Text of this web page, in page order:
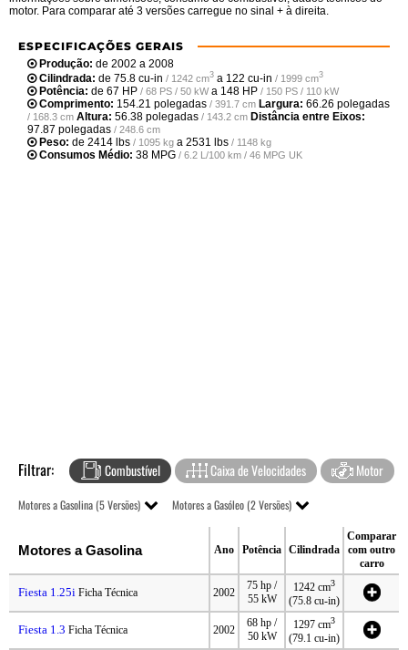
motor. Para comparar até 3 versões carregue no sinal + à direita.
ESPECIFICAÇÕES GERAIS
Produção: de 2002 a 2008
Cilindrada: de 75.8 cu-in / 1242 cm3 a 122 cu-in / 1999 cm3
Potência: de 67 HP / 68 PS / 50 kWa 148 HP / 150 PS / 110 kW
Comprimento: 154.21 polegadas / 391.7 cm Largura: 66.26 polegadas
/ 168.3 cm Altura: 56.38 polegadas / 143.2 cm Distância entre Eixos:
97.87 polegadas / 248.6 cm
Peso: de 2414 lbs / 1095 kg a 2531 lbs / 1148 kg
Consumos Médio: 38 MPG / 6.2 L/100 km / 46 MPG UK
Filtrar: Combustível Caixa de Velocidades Motor
Motores a Gasolina (5 Versões) Motores a Gasóleo (2 Versões)
Motores a Gasolina Ano Potência Cilindrada
Comparar
com outro
carro
Fiesta 1.25i Ficha Técnica 2002
75 hp /
55 kW
1242 cm3
(75.8 cu-in)
Fiesta 1.3 Ficha Técnica 2002
68 hp /
50 kW
1297 cm3
(79.1 cu-in)